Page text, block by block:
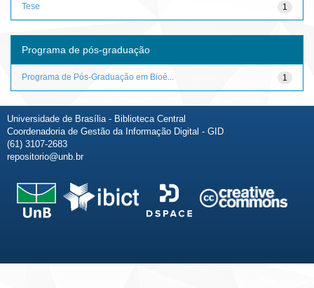
1
Tese
Programa de pós-graduação
1
Programa de Pós-Graduação em Bioé...
Universidade de Brasília - Biblioteca Central
Coordenadoria de Gestão da Informação Digital - GID
(61) 3107-2683
repositorio@unb.br